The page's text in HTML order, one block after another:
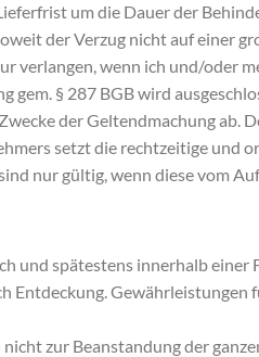
um die Dauer der
der Verzug nicht auf einer
verlangen, wenn ich und/oder
gem. § 287 BGB wird
der Geltendmachung ab.
setzt die rechtzeitige und
nur gültig, wenn diese vom
und spätestens innerhalb
Entdeckung.
zur Beanstandung der